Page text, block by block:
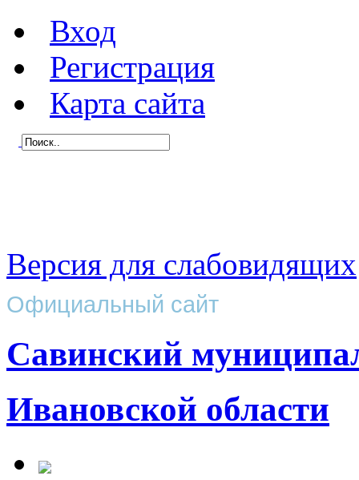
Вход
Регистрация
Карта сайта
Версия для слабовидящих
Официальный сайт
Савинский
Ивановской области